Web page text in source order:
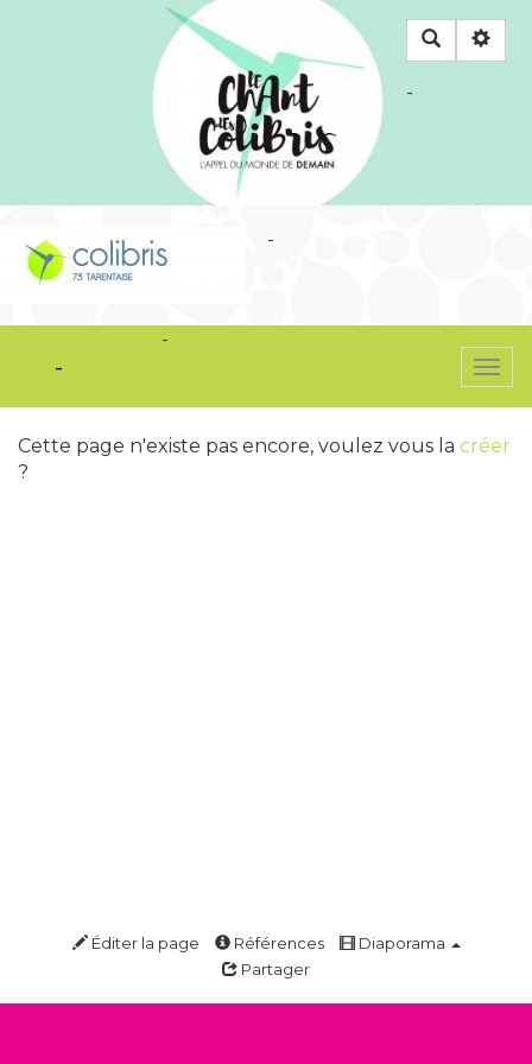
Rechercher
-
-
-
-
Cette page n'existe pas encore, voulez vous la créer
?
Éditer la page Références
Diaporama
Partager